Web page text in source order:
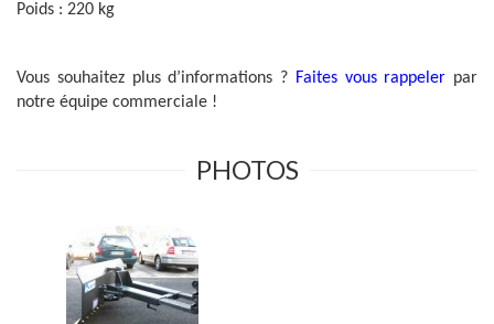
Poids : 220 kg
Vous souhaitez plus d’informations ? Faites vous rappeler par
notre équipe commerciale !
PHOTOS